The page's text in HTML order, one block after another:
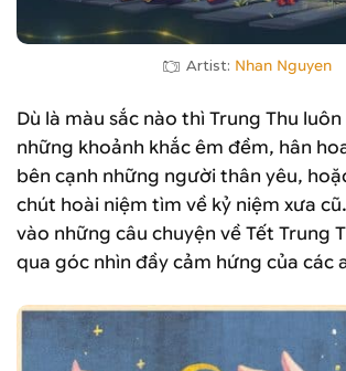
Artist: Nhan Nguyen
Dù là màu sắc nào thì Trung Thu
những khoảnh khắc êm đềm, hân
bên cạnh những người thân yêu,
chút hoài niệm tìm về kỷ niệm xưa
vào những câu chuyện về Tết Trung
qua góc nhìn đầy cảm hứng của các